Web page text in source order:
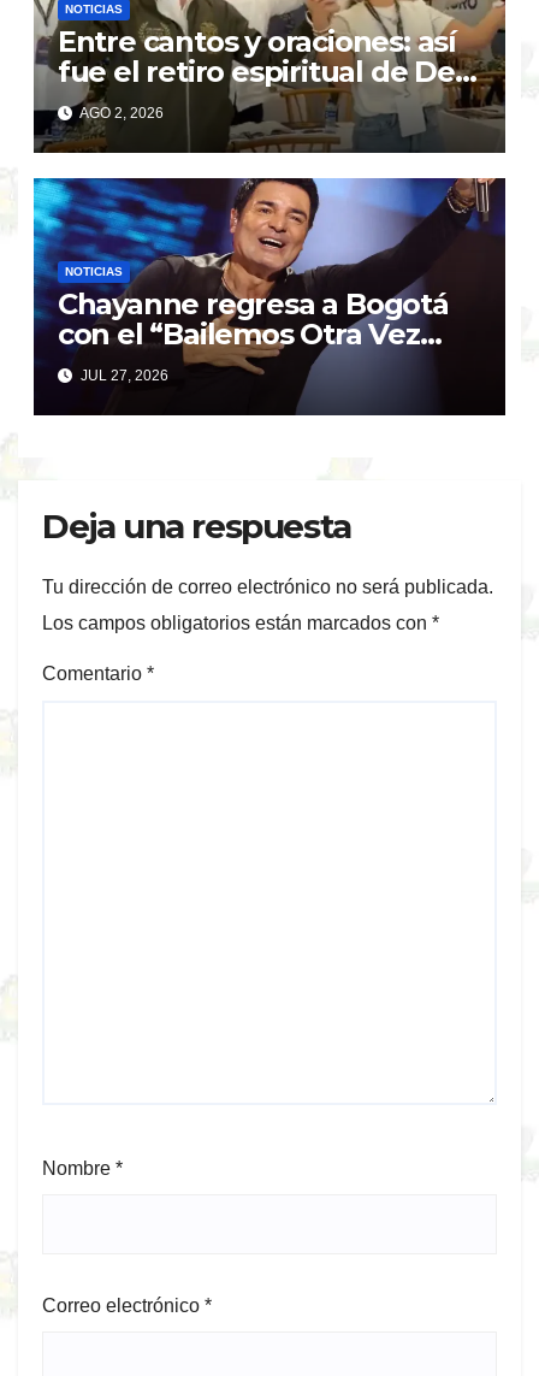
NOTICIAS
Entre cantos y oraciones: así
fue el retiro espiritual de De
la Espriella y su gabinete
AGO 2, 2026
NOTICIAS
Chayanne regresa a Bogotá
con el “Bailemos Otra Vez
Tour” tras el éxito de su
último show
JUL 27, 2026
Deja una respuesta
Tu dirección de correo electrónico no será publicada.
Los campos obligatorios están marcados con *
Comentario *
Nombre *
Correo electrónico *